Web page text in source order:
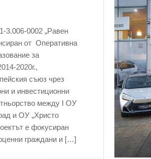
3.006-0002 „Равен
от Оперативна
за
2020г.,
съюз чрез
и инвестиционни
между I ОУ
и ОУ „Христо
е фокусиран
граждани и […]